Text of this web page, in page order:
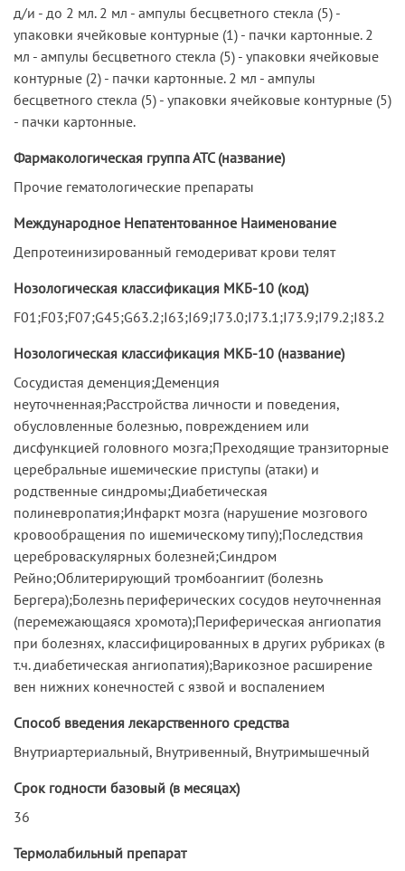
д/и - до 2 мл. 2 мл - ампулы бесцветного стекла (5) -
упаковки ячейковые контурные (1) - пачки картонные. 2
мл - ампулы бесцветного стекла (5) - упаковки ячейковые
контурные (2) - пачки картонные. 2 мл - ампулы
бесцветного стекла (5) - упаковки ячейковые контурные (5)
- пачки картонные.
Фармакологическая группа АТС (название)
Прочие гематологические препараты
Международное Непатентованное Наименование
Депротеинизированный гемодериват крови телят
Нозологическая классификация МКБ-10 (код)
F01;F03;F07;G45;G63.2;I63;I69;I73.0;I73.1;I73.9;I79.2;I83.2
Нозологическая классификация МКБ-10 (название)
Сосудистая деменция;Деменция
неуточненная;Расстройства личности и поведения,
обусловленные болезнью, повреждением или
дисфункцией головного мозга;Преходящие транзиторные
церебральные ишемические приступы (атаки) и
родственные синдромы;Диабетическая
полиневропатия;Инфаркт мозга (нарушение мозгового
кровообращения по ишемическому типу);Последствия
цереброваскулярных болезней;Синдром
Рейно;Облитерирующий тромбоангиит (болезнь
Бергера);Болезнь периферических сосудов неуточненная
(перемежающаяся хромота);Периферическая ангиопатия
при болезнях, классифицированных в других рубриках (в
т.ч. диабетическая ангиопатия);Варикозное расширение
вен нижних конечностей с язвой и воспалением
Способ введения лекарственного средства
Внутриартериальный, Внутривенный, Внутримышечный
Срок годности базовый (в месяцах)
36
Термолабильный препарат